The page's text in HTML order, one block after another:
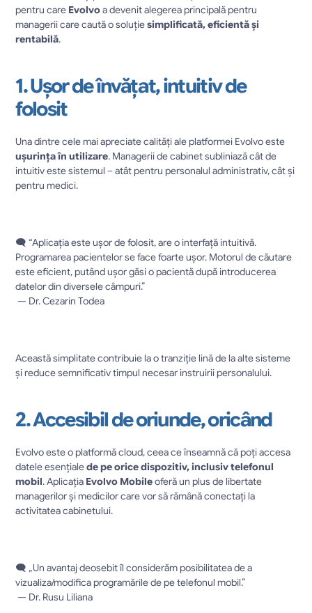
pentru care Evolvo a devenit alegerea principală pentru
managerii care caută o soluție simplificată, eficientă și
rentabilă.
1. Ușor de învățat, intuitiv de
folosit
ușurința în utilizare. Managerii de cabinet subliniază cât de
intuitiv este sistemul – atât pentru personalul administrativ, cât și
pentru medici.
🗨️ “Aplicația este ușor de folosit, are o interfață intuitivă.
Programarea pacientelor se face foarte ușor. Motorul de căutare
este eficient, putând ușor găsi o pacientă după introducerea
datelor din diversele câmpuri.”
— Dr. Cezarin Todea
Această simplitate contribuie la o tranziție lină de la alte sisteme
și reduce semnificativ timpul necesar instruirii personalului.
2. Accesibil de oriunde, oricând
Evolvo este o platformă cloud, ceea ce înseamnă că poți accesa
datele esențiale de pe orice dispozitiv, inclusiv telefonul
mobil. Aplicația Evolvo Mobile oferă un plus de libertate
managerilor și medicilor care vor să rămână conectați la
activitatea cabinetului.
🗨️ „Un avantaj deosebit îl considerăm posibilitatea de a
vizualiza/modifica programările de pe telefonul mobil.”
— Dr. Rusu Liliana